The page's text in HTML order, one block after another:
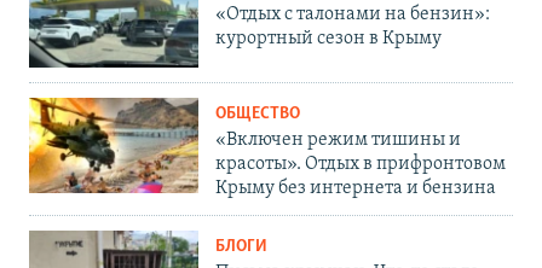
«Отдых с талонами на бензин»:
курортный сезон в Крыму
ОБЩЕСТВО
«Включен режим тишины и
красоты». Отдых в прифронтовом
Крыму без интернета и бензина
БЛОГИ